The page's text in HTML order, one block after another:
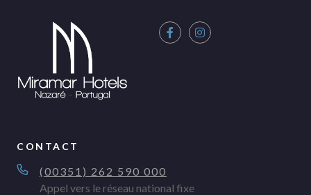
CONTACT
(00351) 262 590 000
Appel vers le réseau national fixe